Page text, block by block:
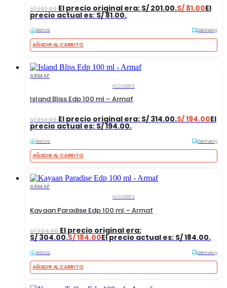
S/201.00 El precio original era: S/ 201.00.S/ 81.00El
precio actual es: S/ 81.00.
Retiro Delivery
AÑADIR AL CARRITO
ARMAF
HOMBRE
Island Bliss Edp 100 ml – Armaf
S/314.00 El precio original era: S/ 314.00.S/194.00El
precio actual es: S/ 194.00.
Retiro Delivery
AÑADIR AL CARRITO
ARMAF
HOMBRE
Kayaan Paradise Edp 100 ml – Armaf
S/304.00 El precio original era:
S/ 304.00.S/184.00El precio actual es: S/ 184.00.
Retiro Delivery
AÑADIR AL CARRITO